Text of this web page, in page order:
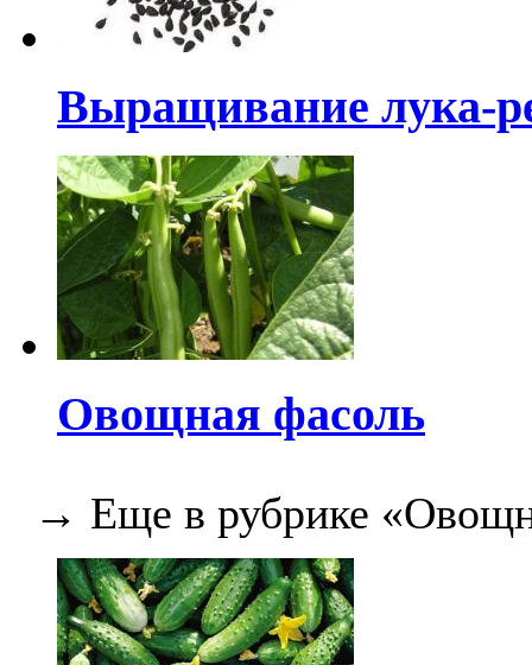
Выращивание лука-
Овощная фасоль
→ Еще в рубрике